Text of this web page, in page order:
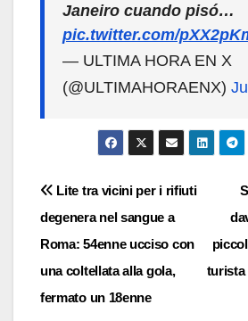
Janeiro cuando pisó…
pic.twitter.com/
— ULTIMA HORA EN X
(@ULTIMAHORAENX)
Navigazione
articoli
turista
Lite tra vicini per i rifiuti
degenera nel sangue a
Roma: 54enne ucciso con
una coltellata alla gola,
fermato un 18enne